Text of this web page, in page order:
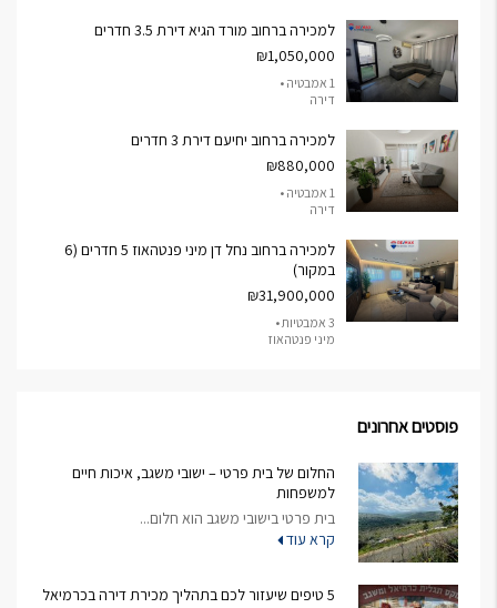
למכירה ברחוב מורד הגיא דירת 3.5 חדרים
₪1,050,000
1 אמבטיה •
דירה
למכירה ברחוב יחיעם דירת 3 חדרים
₪880,000
1 אמבטיה •
דירה
למכירה ברחוב נחל דן מיני פנטהאוז 5 חדרים (6
במקור)
₪31,900,000
3 אמבטיות •
מיני פנטהאוז
פוסטים אחרונים
החלום של בית פרטי – ישובי משגב, איכות חיים
למשפחות
בית פרטי בישובי משגב הוא חלום...
קרא עוד
5 טיפים שיעזור לכם בתהליך מכירת דירה בכרמיאל